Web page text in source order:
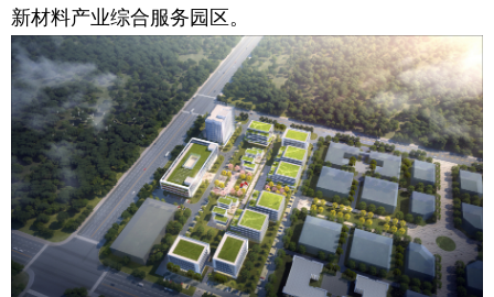
新材料产业综合服务园区。